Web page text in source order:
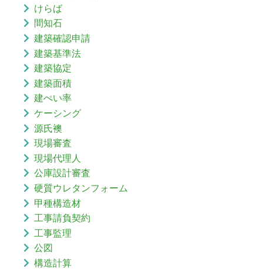
けらば
間知石
建築確認申請
建築基準法
建築協定
建築面積
建ぺい率
ケーシング
源氏襖
現場審査
現場代理人
公庫設計審査
硬質ウレタンフォーム
甲種構造材
工事請負契約
工事監理
公図
構造計算